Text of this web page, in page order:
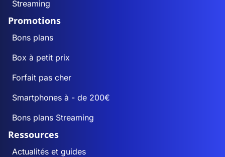
Streaming
Promotions
Bons plans
Box à petit prix
Forfait pas cher
Smartphones à - de 200€
Bons plans Streaming
Ressources
Actualités et guides